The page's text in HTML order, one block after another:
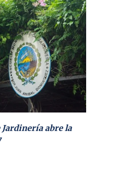
Jardinería abre la